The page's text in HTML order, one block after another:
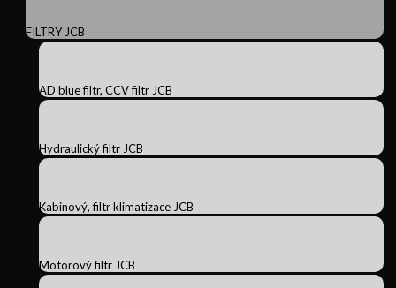
FILTRY JCB
AD blue filtr, CCV filtr JCB
Hydraulický filtr JCB
Kabinový, filtr klimatizace JCB
Motorový filtr JCB